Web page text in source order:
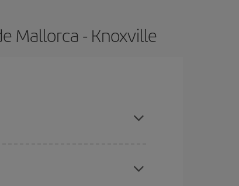
Mallorca - Knoxville